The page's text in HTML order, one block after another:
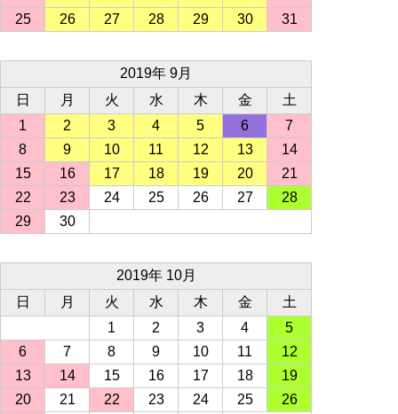
25
26 27 28 29 30 31
2019年 9月
日
月 火 水 木 金
土
1
2 3 4 5 6
7
8
9 10 11 12 13
14
15
16 17 18 19 20
21
22
23 24 25 26 27
28
29
30
2019年 10月
日
月 火 水 木 金
土
1
2 3 4
5
6
7 8 9 10 11
12
13
14 15 16 17 18
19
20
21 22 23 24 25
26